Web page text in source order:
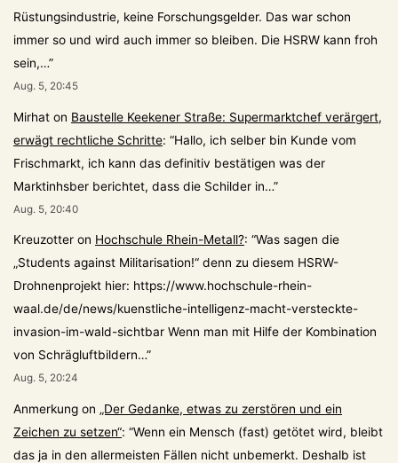
Rüstungsindustrie, keine Forschungsgelder. Das war schon
immer so und wird auch immer so bleiben. Die HSRW kann froh
sein,…”
Aug. 5, 20:45
Mirhat on Baustelle Keekener Straße: Supermarktchef verärgert,
erwägt rechtliche Schritte: “Hallo, ich selber bin Kunde vom
Frischmarkt, ich kann das definitiv bestätigen was der
Marktinhsber berichtet, dass die Schilder in…”
Aug. 5, 20:40
Kreuzotter on Hochschule Rhein-Metall?: “Was sagen die
„Students against Militarisation!“ denn zu diesem HSRW-
Drohnenprojekt hier: https://www.hochschule-rhein-
waal.de/de/news/kuenstliche-intelligenz-macht-versteckte-
invasion-im-wald-sichtbar Wenn man mit Hilfe der Kombination
von Schrägluftbildern…”
Aug. 5, 20:24
Anmerkung on „Der Gedanke, etwas zu zerstören und ein
Zeichen zu setzen“: “Wenn ein Mensch (fast) getötet wird, bleibt
das ja in den allermeisten Fällen nicht unbemerkt. Deshalb ist